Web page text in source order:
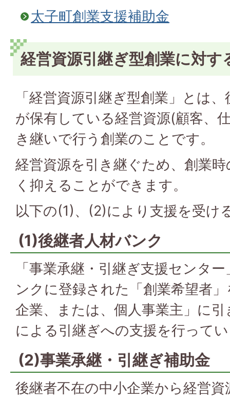
太子町創業支援補助金
経営資源引継ぎ型創業に対す
「経営資源引継ぎ型創業」とは
が保有している経営資源(顧客、
き継いで行う創業のことです。
経営資源を引き継ぐため、創業
く抑えることができます。
以下の(1)、(2)により支援を受け
(1)後継者人材バンク
「事業承継・引継ぎ支援センタ
ンクに登録された「創業希望者
企業、または、個人事業主」に
による引継ぎへの支援を行って
(2)事業承継・引継ぎ補助金
後継者不在の中小企業から経営